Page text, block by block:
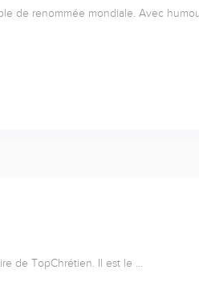
de renommée mondiale. Avec
de TopChrétien. Il est le …